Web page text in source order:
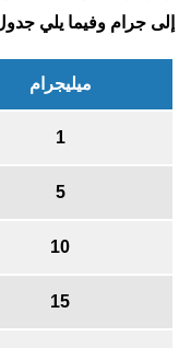
إلى جرام وفيما يلي
ميليجرام
1
5
10
15